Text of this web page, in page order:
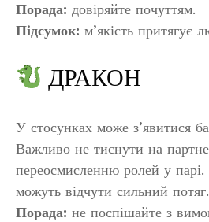
Порада: довіряйте почуттям.
Підсумок: м’якість притягує
ДРАКОН
У стосунках може з’явитися
Важливо не тиснути на
переосмисленню ролей у
можуть відчути сильний потяг.
Порада: не поспішайте з